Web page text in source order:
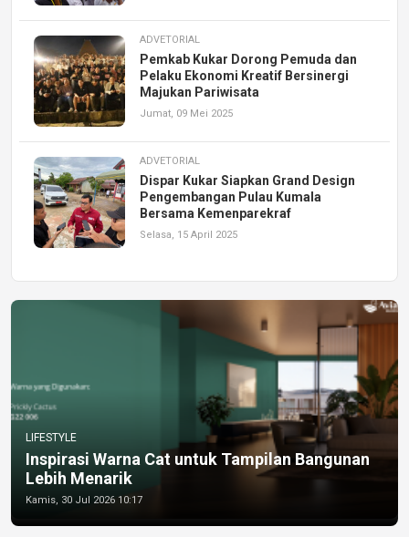
ADVETORIAL
Pemkab Kukar Dorong Pemuda dan
Pelaku Ekonomi Kreatif Bersinergi
Majukan Pariwisata
Jumat, 09 Mei 2025
ADVETORIAL
Dispar Kukar Siapkan Grand Design
Pengembangan Pulau Kumala
Bersama Kemenparekraf
Selasa, 15 April 2025
LIFESTYLE
Inspirasi Warna Cat untuk Tampilan Bangunan
Lebih Menarik
Kamis, 30 Jul 2026 10:17